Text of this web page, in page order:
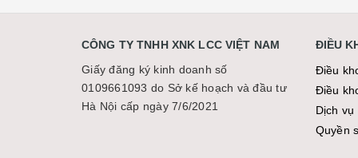
CÔNG TY TNHH XNK LCC VIỆT NAM
Giấy đăng ký kinh doanh số
0109661093 do Sở kế hoạch và đầu tư
Hà Nội cấp ngày 7/6/2021
ĐIỀU
Điều
Điều
Dịch
Quyền